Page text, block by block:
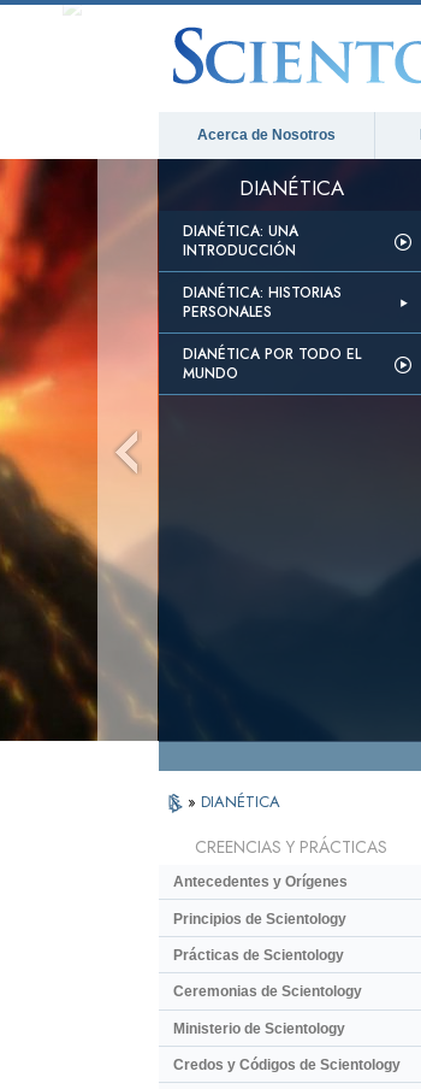
Acerca de Nosotros
DIANÉTICA
DIANÉTICA: UNA
INTRODUCCIÓN
DIANÉTICA: HISTORIAS
PERSONALES
DIANÉTICA POR TODO EL
MUNDO
» DIANÉTICA
CREENCIAS Y PRÁCTICAS
Antecedentes y Orígenes
Principios de Scientology
Prácticas de Scientology
Ceremonias de Scientology
Ministerio de Scientology
Credos y Códigos de Scientology